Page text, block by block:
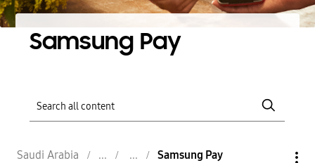
Samsung Pay
Saudi Arabia Samsung Pay